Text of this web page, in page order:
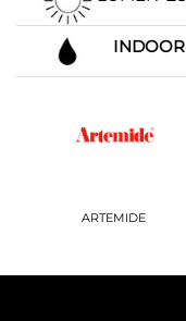
INDOOR
ARTEMIDE